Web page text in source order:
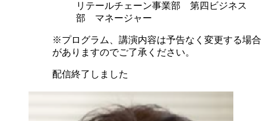
リテールチェーン事業部 第四ビジネス
部 マネージャー
※プログラム、講演内容は予告なく変更する場合
がありますのでご了承ください。
配信終了しました